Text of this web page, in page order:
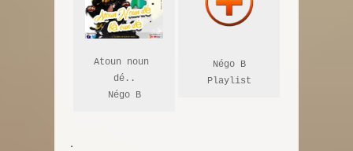
Atoun noun
dé..
Négo B
Négo B
Playlist
.